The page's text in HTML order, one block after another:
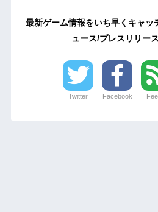
最新ゲーム情報をいち早くキャッ
ュース/プレスリリー
Twitter Facebook